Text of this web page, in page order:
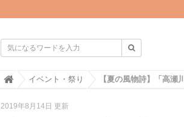
H
e
イベント・祭り
2019年8月14日 更新